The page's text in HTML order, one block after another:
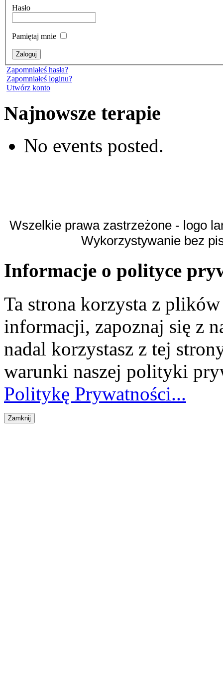
Hasło
Pamiętaj mnie
Zapomniałeś hasła?
Zapomniałeś loginu?
Utwórz konto
Najnowsze terapie
No events posted.
Wszelkie prawa zastrzeżone - logo
Wykorzystywanie bez
Informacje o polityce
Ta strona korzysta z
informacji, zapoznaj się z
nadal korzystasz z tej
warunki naszej polityki
Politykę Prywatności...